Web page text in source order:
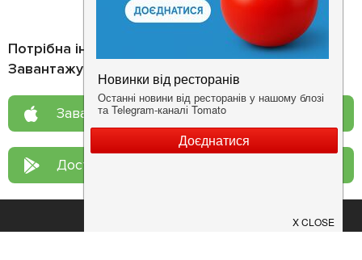
Потрібна інформація про заклад?
Завантажуйте додаток!
Завантажте у App Store
Доступно у